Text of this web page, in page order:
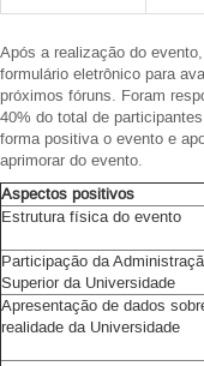
Após a realização do
formulário eletrônico para
próximos fóruns. Foram
40% do total de
forma positiva o evento e
aprimorar do evento.
Aspectos positivos
Estrutura física do evento
Participação da
Superior da Universidade
Apresentação de dados
realidade da Universidade